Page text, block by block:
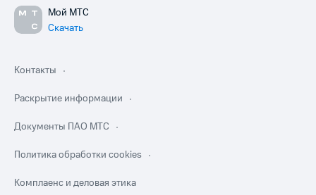
Мой МТС
Скачать
Контакты
Раскрытие информации
Документы ПАО МТС
Политика обработки cookies
Комплаенс и деловая этика